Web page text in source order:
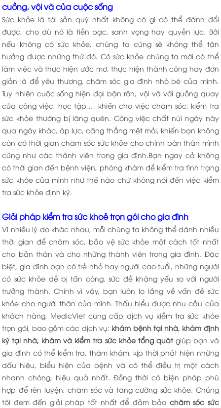
cuồng, vội vã của cuộc sống
Sức khỏe là tài sản quý nhất không có gì có thể đánh đổi
được, cho dù nó là tiền bạc, sanh vọng hay quyền lực. Bởi
nếu không có sức khỏe, chúng ta cũng sẽ không thể tận
hưởng được những thứ đó. Có sức khỏe chúng ta mới có thể
làm việc và thực hiện ước mơ, thực hiện thành công hay đơn
giản là để yêu thương, chăm sóc gia đình nhỏ bé của mình.
Tuy nhiên cuộc sống hiện đại bận rộn, vội vã với guồng quay
của công việc, học tập,… khiến cho việc chăm sóc, kiểm tra
sức khỏe thường bị lãng quên. Công việc chất núi ngày này
qua ngày khác, áp lực, căng thẳng mệt mỏi, khiến bạn không
còn có thời gian chăm sóc sức khỏe cho chính bản thân mình
cũng như các thành viên trong gia đình.Bạn ngay cả không
có thời gian đến bệnh viện, phòng khám để kiểm tra tình trạng
sức khỏe của mình như thế nào chứ không nói đến việc kiểm
tra sức khỏe định kỳ.
Giải pháp kiểm tra sức khoẻ trọn gói cho gia đình
Vì nhiều lý do khác nhau, mỗi chúng ta không thể dành nhiều
thời gian để chăm sóc, bảo vệ sức khỏe một cách tốt nhất
cho bản thân và cho những thành viên trong gia đình. Đặc
biệt, gia đình bạn có trẻ nhỏ hay người cao tuổi, những người
có sức khỏe dễ bị tấn công, sức đề kháng yếu so với người
trưởng thành. Chính vì vậy, bạn luôn lo lắng về vấn đề sức
khỏe cho người thân của mình. Thấu hiểu được nhu cầu của
khách hàng, MedicViet cung cấp dịch vụ kiểm tra sức khỏe
trọn gói, bao gồm các dịch vụ: khám bệnh tại nhà, khám định
kỳ tại nhà, khám và kiểm tra sức khỏe tổng quátgiúp bạn và
gia đình có thể kiểm tra, thăm khám, kịp thời phát hiện những
dấu hiệu, biểu hiện của bệnh và có thể điều trị một cách
nhanh chóng, hiệu quả nhất. Đồng thời có biện pháp phù
hợp để rèn luyện, chăm sóc và tăng cường sức khỏe. Chúng
tôi đem đến giải pháp tốt nhất để đảm bảo chăm sóc sức